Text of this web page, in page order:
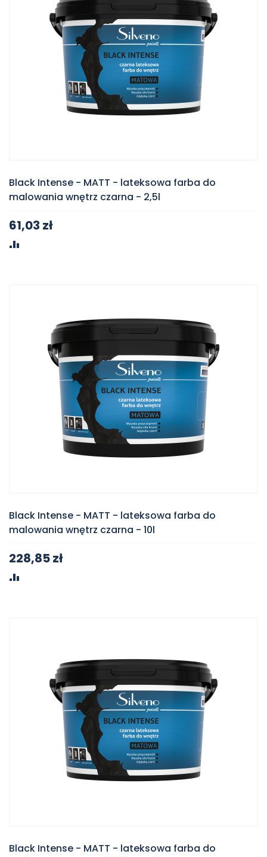
Black Intense - MATT - lateksowa farba do
malowania wnętrz czarna - 2,5l
61,03 zł
Black Intense - MATT - lateksowa farba do
malowania wnętrz czarna - 10l
228,85 zł
Black Intense - MATT - lateksowa farba do